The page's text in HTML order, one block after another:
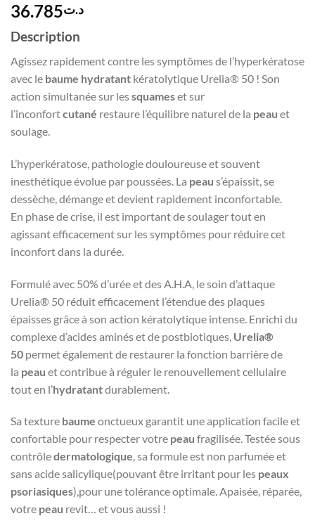
د.ت36.785
Description
Agissez rapidement contre les symptômes de l’hyperkératose
avec le baume hydratant kératolytique Urelia® 50 ! Son
action simultanée sur lessquameset sur
l’inconfortcutané restaure l’équilibre naturel de la peau et
soulage.
L’hyperkératose, pathologie douloureuse et souvent
inesthétique évolue par poussées. La peau s’épaissit, se
dessèche, démange et devient rapidement inconfortable.
En phase de crise, il est important de soulager tout en
agissant efficacement sur les symptômes pour réduire cet
inconfort dans la durée.
Formulé avec 50% d’urée et des A.H.A, le soin d’attaque
Urelia® 50 réduit efficacement l’étendue des plaques
épaisses grâce à son action kératolytique intense. Enrichi du
complexe d’acides aminés et de postbiotiques, Urelia®
50 permet également de restaurer la fonction barrière de
la peau et contribue à réguler le renouvellement cellulaire
tout en l’hydratantdurablement.
Sa texture baume onctueux garantit une application facile et
confortable pour respecter votre peau fragilisée. Testée sous
contrôledermatologique, sa formule est non parfumée et
sans acide salicylique(pouvant être irritant pour les peaux
psoriasiques),pour une tolérance optimale. Apaisée, réparée,
votre peau revit… et vous aussi !